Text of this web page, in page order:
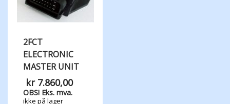
2FCT
ELECTRONIC
MASTER UNIT
kr7.860,00
OBS! Eks. mva.
ikke på lager